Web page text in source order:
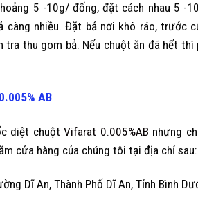
5 -10g/ đống, đặt cách nhau 5 -
nhiều. Đặt bả nơi khô ráo, trước
thu gom bả. Nếu chuột ăn đã hết
AB
diệt chuộtVifarat 0.005%AB nhưng
cửa hàng của chúng tôi tại địa chỉ sau:
Dĩ An, Thành Phố Dĩ An, Tỉnh Bình